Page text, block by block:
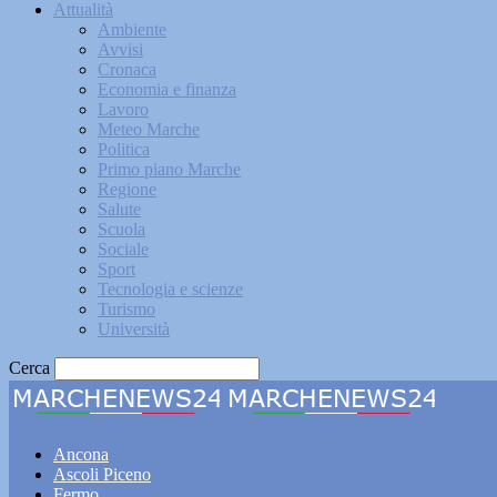
Attualità
Ambiente
Avvisi
Cronaca
Economia e finanza
Lavoro
Meteo Marche
Politica
Primo piano Marche
Regione
Salute
Scuola
Sociale
Sport
Tecnologia e scienze
Turismo
Università
Cerca
Ancona
Ascoli Piceno